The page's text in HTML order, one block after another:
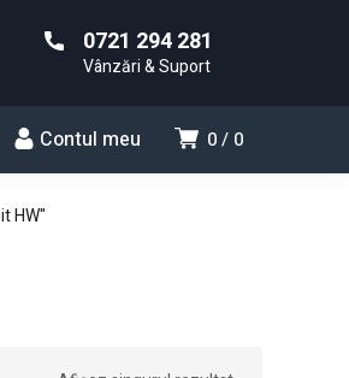
0721 294 281
Vânzări & Suport
0 0
Contul meu
HW"